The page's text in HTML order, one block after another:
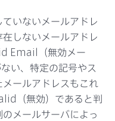
いないメールアドレ
しないメールアドレ
Email（無効メー
い、特定の記号やス
ールアドレスもこれ
（無効）であると判
メールサーバによっ